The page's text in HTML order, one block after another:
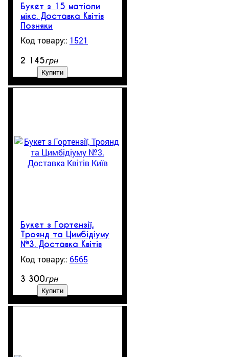
Букет з 15 матіоли
мікс. Доставка Квітів
Позняки
1521
2 145грн
Купити
Букет з Гортензії,
Троянд та Цимбідіуму
№3. Доставка Квітів
Київ
6565
3 300грн
Купити